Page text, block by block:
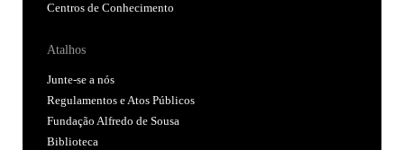
Centros de Conhecimento
Atalhos
Junte-se a nós
Regulamentos e Atos Públicos
Fundação Alfredo de Sousa
Biblioteca